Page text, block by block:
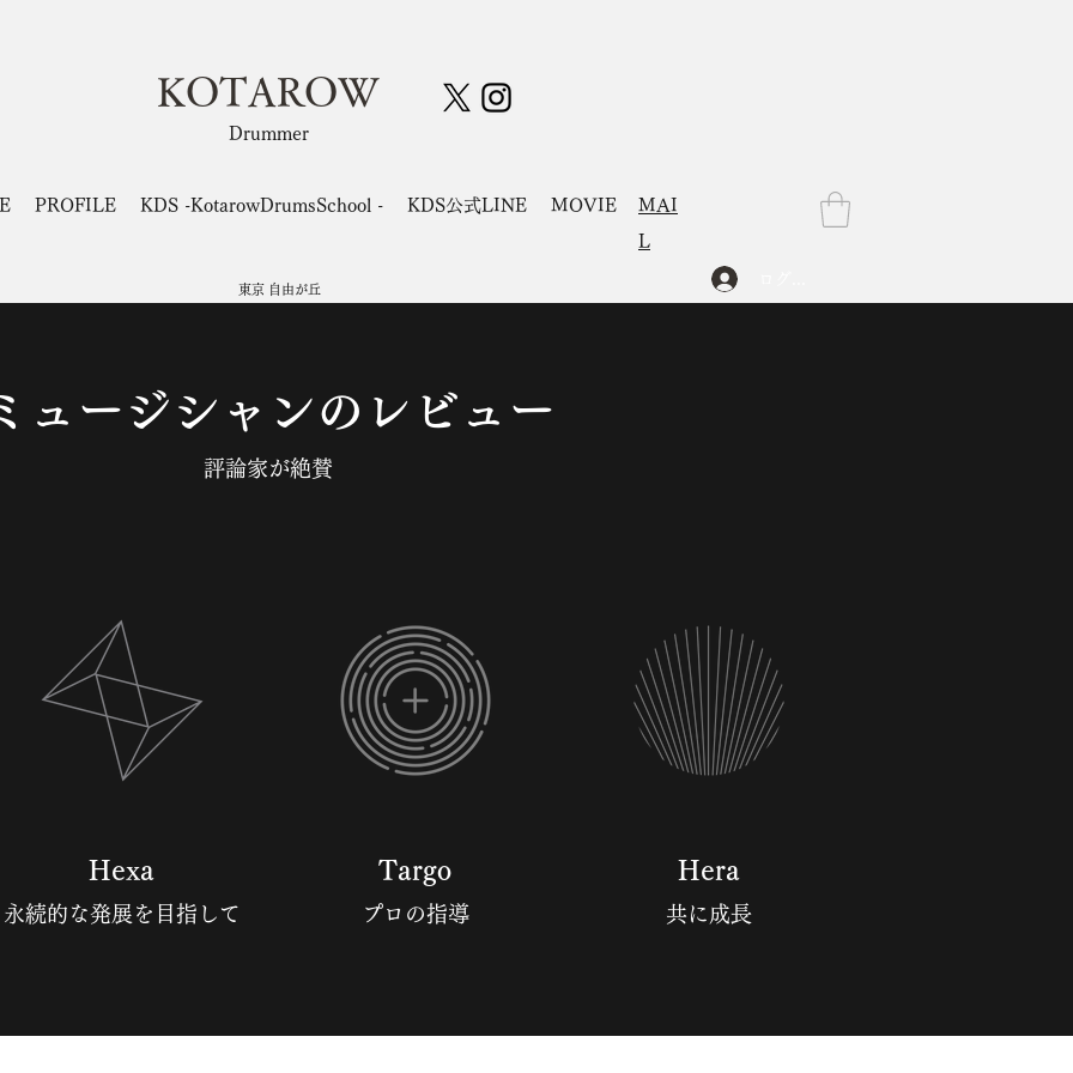
KOTAROW
Drummer
PROFILE KDS -KotarowDrumsSchool - KDS公式LINE MOVIE
MAI
L
東京 自由が丘
ュージシャンのレビュー
評論家が絶賛
Hexa
永続的な発展を目指して
Targo
プロの指導
Hera
共に成長